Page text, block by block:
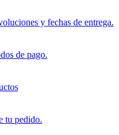
y fechas de entrega.
de pago.
tu pedido.